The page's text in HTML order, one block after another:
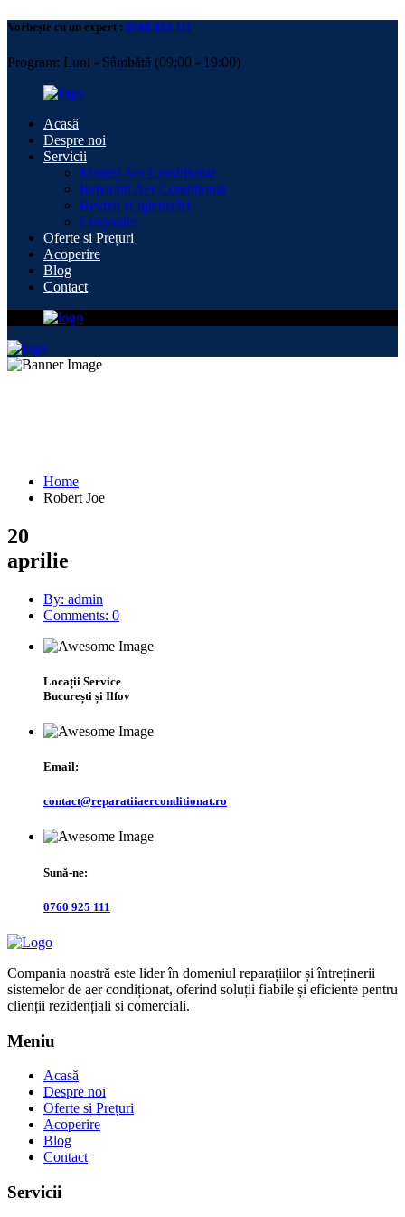
Vorbește cu un expert : 0760 925 111
Program: Luni - Sâmbătă (09:00 - 19:00)
Acasă
Despre noi
Servicii
Montaj Aer Condiționat
Reparații Aer Condiționat
Revizii și Igienizări
Corporate
Oferte si Prețuri
Acoperire
Blog
Contact
Home
Robert Joe
20
aprilie
By: admin
Comments: 0
Locații Service
București și Ilfov
Email:
contact@reparatiiaerconditionat.ro
Sună-ne:
0760 925 111
Compania noastră este lider în domeniul reparațiilor și întreținerii
sistemelor de aer condiționat, oferind soluții fiabile și eficiente pentru
clienții rezidențiali si comerciali.
Meniu
Acasă
Despre noi
Oferte si Prețuri
Acoperire
Blog
Contact
Servicii